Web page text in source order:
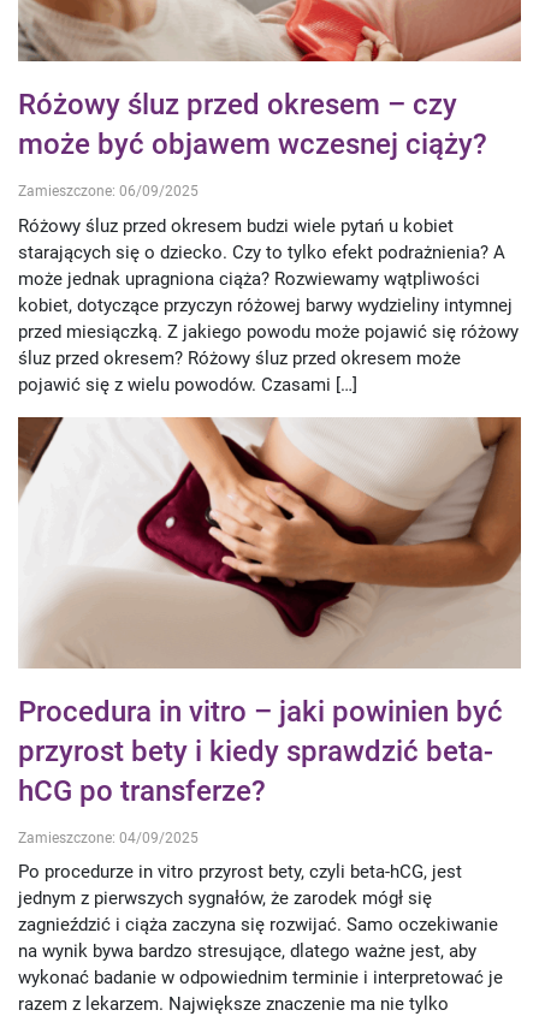
Różowy śluz przed okresem – czy
może być objawem wczesnej ciąży?
Zamieszczone: 06/09/2025
Różowy śluz przed okresem budzi wiele pytań u kobiet
starających się o dziecko. Czy to tylko efekt podrażnienia? A
może jednak upragniona ciąża? Rozwiewamy wątpliwości
kobiet, dotyczące przyczyn różowej barwy wydzieliny intymnej
przed miesiączką. Z jakiego powodu może pojawić się różowy
śluz przed okresem? Różowy śluz przed okresem może
pojawić się z wielu powodów. Czasami […]
Procedura in vitro – jaki powinien być
przyrost bety i kiedy sprawdzić beta-
hCG po transferze?
Zamieszczone: 04/09/2025
Po procedurze in vitro przyrost bety, czyli beta-hCG, jest
jednym z pierwszych sygnałów, że zarodek mógł się
zagnieździć i ciąża zaczyna się rozwijać. Samo oczekiwanie
na wynik bywa bardzo stresujące, dlatego ważne jest, aby
wykonać badanie w odpowiednim terminie i interpretować je
razem z lekarzem. Największe znaczenie ma nie tylko